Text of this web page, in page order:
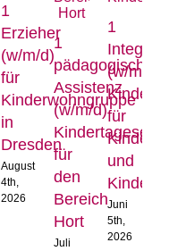
1
Erzieher
(w/m/d)
für
Kinderwohngruppe
in
Dresden
August
4th,
2026
1
pädagogische
Assistenz
(w/m/d)
für
den
Bereich
Hort
Juli
1
(w/m/d)
für
und
Juni
5th,
2026